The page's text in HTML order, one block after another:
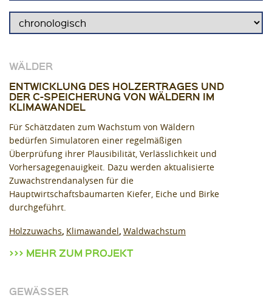
WÄLDER
ENTWICKLUNG DES HOLZERTRAGES UND
DER C-SPEICHERUNG VON WÄLDERN IM
KLIMAWANDEL
Für Schätzdaten zum Wachstum von Wäldern
bedürfen Simulatoren einer regelmäßigen
Überprüfung ihrer Plausibilität, Verlässlichkeit und
Vorhersagegenauigkeit. Dazu werden aktualisierte
Zuwachstrendanalysen für die
Hauptwirtschaftsbaumarten Kiefer, Eiche und Birke
durchgeführt.
Holzzuwachs Klimawandel Waldwachstum
MEHR ZUM PROJEKT
GEWÄSSER